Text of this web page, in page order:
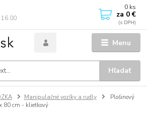
Menu
Hľadať
16.00
0 ks
za 0 €
Manipulačné vozíky a rudly
Plošinový
80 cm - klietkový